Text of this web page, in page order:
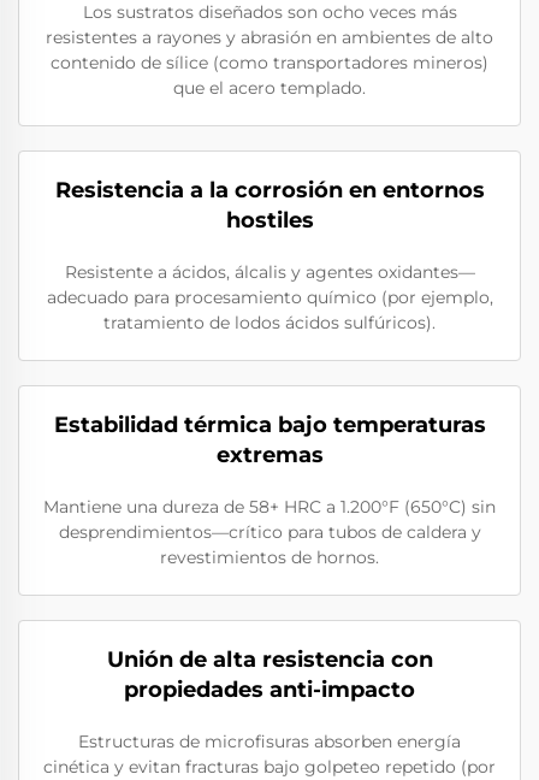
Los sustratos diseñados son ocho veces más
resistentes a rayones y abrasión en ambientes de alto
contenido de sílice (como transportadores mineros)
que el acero templado.
Resistencia a la corrosión en entornos
hostiles
Resistente a ácidos, álcalis y agentes oxidantes—
adecuado para procesamiento químico (por ejemplo,
tratamiento de lodos ácidos sulfúricos).
Estabilidad térmica bajo temperaturas
extremas
Mantiene una dureza de 58+ HRC a 1.200°F (650°C) sin
desprendimientos—crítico para tubos de caldera y
revestimientos de hornos.
Unión de alta resistencia con
propiedades anti-impacto
Estructuras de microfisuras absorben energía
cinética y evitan fracturas bajo golpeteo repetido (por